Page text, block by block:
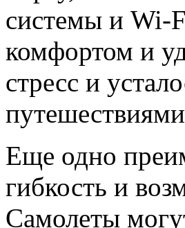
системы и Wi-
комфортом и
стресс и
Еще одно
гибкость и
Самолеты